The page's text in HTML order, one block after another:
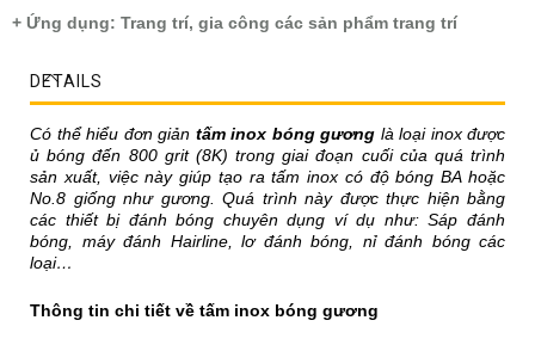
+ Ứng dụng: Trang trí, gia công các sản phẩm trang trí
DETAILS
Có thể hiểu đơn giản tấm inox bóng gương là loại inox được
ủ bóng đến 800 grit (8K) trong giai đoạn cuối của quá trình
sản xuất, việc này giúp tạo ra tấm inox có độ bóng BA hoặc
No.8 giống như gương. Quá trình này được thực hiện bằng
các thiết bị đánh bóng chuyên dụng ví dụ như: Sáp đánh
bóng, máy đánh Hairline, lơ đánh bóng, nỉ đánh bóng các
loại…
Thông tin chi tiết về tấm inox bóng gương